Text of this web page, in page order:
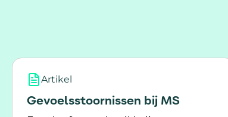
Artikel
Gevoelsstoornissen bij MS